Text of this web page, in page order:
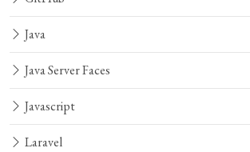
Java
Java Server Faces
Javascript
Laravel